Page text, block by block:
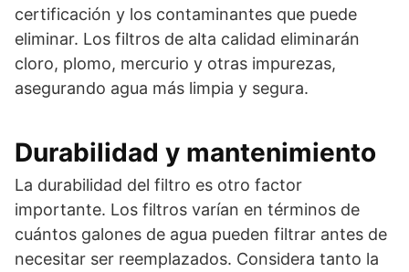
certificación y los contaminantes que puede
eliminar. Los filtros de alta calidad eliminarán
cloro, plomo, mercurio y otras impurezas,
asegurando agua más limpia y segura.
Durabilidad y mantenimiento
La durabilidad del filtro es otro factor
importante. Los filtros varían en términos de
cuántos galones de agua pueden filtrar antes de
necesitar ser reemplazados. Considera tanto la